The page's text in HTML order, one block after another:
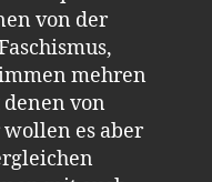
von der
mehren
von
es aber